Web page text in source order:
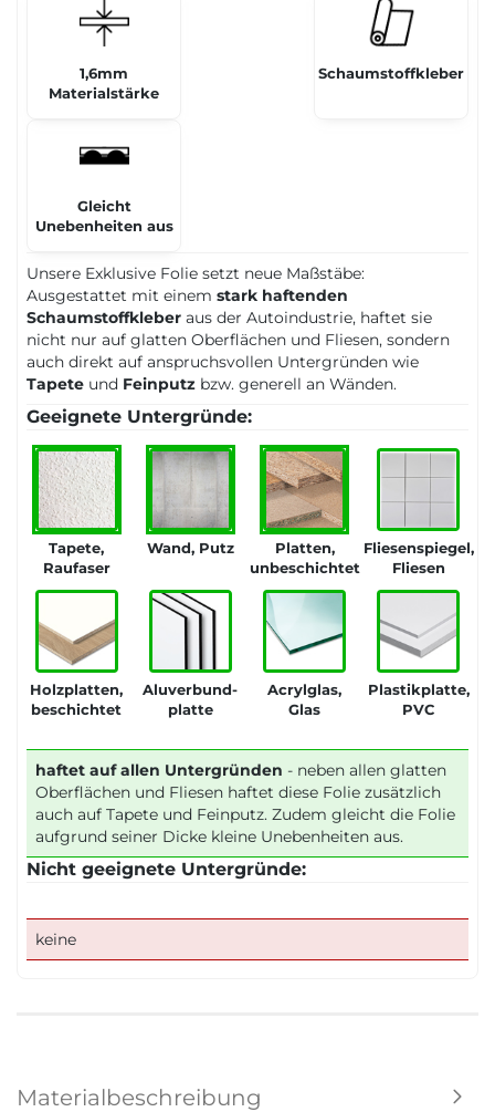
1,6mm
Materialstärke
Schaumstoffkleber
Gleicht
Unebenheiten aus
Unsere Exklusive Folie setzt neue Maßstäbe:
Ausgestattet mit einem stark haftenden
Schaumstoffkleber aus der Autoindustrie, haftet sie
nicht nur auf glatten Oberflächen und Fliesen, sondern
auch direkt auf anspruchsvollen Untergründen wie
Tapete und Feinputz bzw. generell an Wänden.
Geeignete Untergründe:
Tapete,
Raufaser
Wand, Putz
Platten,
unbeschichtet
Fliesenspiegel,
Fliesen
Holzplatten,
beschichtet
Aluverbund-
platte
Acrylglas,
Glas
Plastikplatte,
PVC
haftet auf allen Untergründen - neben allen glatten
Oberflächen und Fliesen haftet diese Folie zusätzlich
auch auf Tapete und Feinputz. Zudem gleicht die Folie
aufgrund seiner Dicke kleine Unebenheiten aus.
Nicht geeignete Untergründe:
keine
Materialbeschreibung